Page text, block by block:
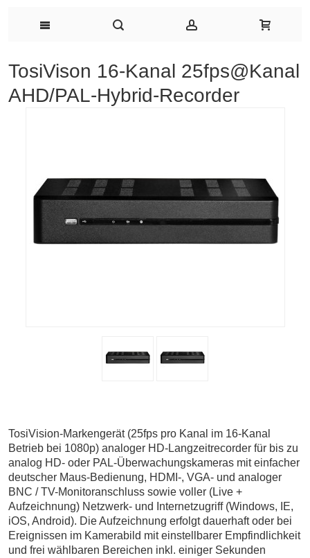
TosiVison 16-Kanal 25fps@Kanal
AHD/PAL-Hybrid-Recorder
TosiVision-Markengerät (25fps pro Kanal im 16-Kanal
Betrieb bei 1080p) analoger HD-Langzeitrecorder für bis zu
analog HD- oder PAL-Überwachungskameras mit einfacher
deutscher Maus-Bedienung, HDMI-, VGA- und analoger
BNC / TV-Monitoranschluss sowie voller (Live +
Aufzeichnung) Netzwerk- und Internetzugriff (Windows, IE,
iOS, Android). Die Aufzeichnung erfolgt dauerhaft oder bei
Ereignissen im Kamerabild mit einstellbarer Empfindlichkeit
und frei wählbaren Bereichen inkl. einiger Sekunden